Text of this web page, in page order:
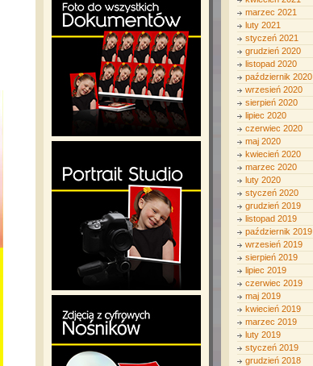
marzec 2021
luty 2021
styczeń 2021
grudzień 2020
listopad 2020
październik 2020
wrzesień 2020
sierpień 2020
lipiec 2020
czerwiec 2020
maj 2020
kwiecień 2020
marzec 2020
luty 2020
styczeń 2020
grudzień 2019
listopad 2019
październik 2019
wrzesień 2019
sierpień 2019
lipiec 2019
czerwiec 2019
maj 2019
kwiecień 2019
marzec 2019
luty 2019
styczeń 2019
grudzień 2018